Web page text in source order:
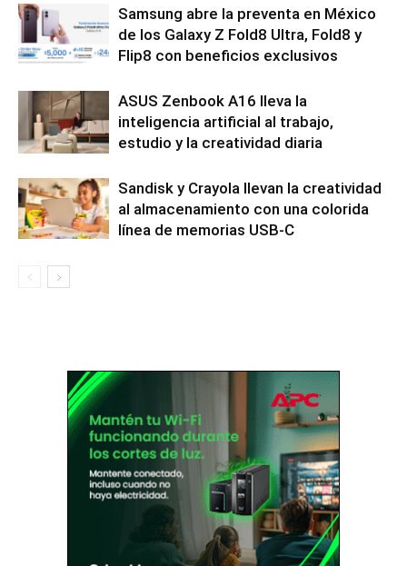
Samsung abre la preventa en México
de los Galaxy Z Fold8 Ultra, Fold8 y
Flip8 con beneficios exclusivos
ASUS Zenbook A16 lleva la
inteligencia artificial al trabajo,
estudio y la creatividad diaria
Sandisk y Crayola llevan la creatividad
al almacenamiento con una colorida
línea de memorias USB-C